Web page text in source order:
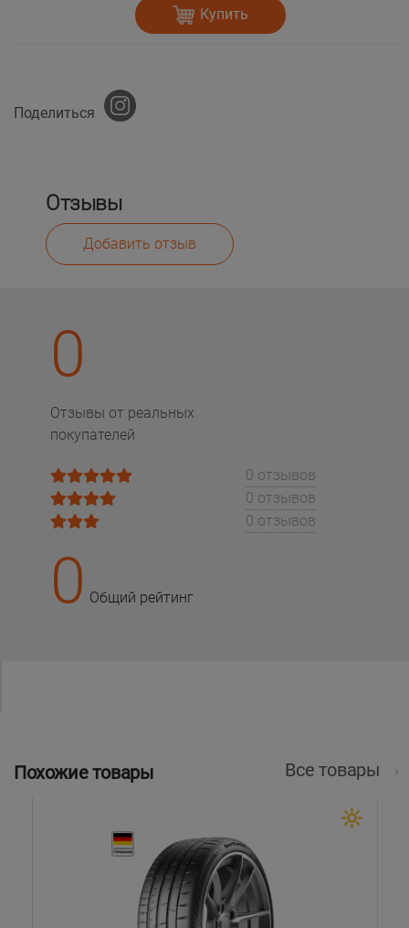
Купить
Поделиться
Отзывы
Добавить отзыв
0
Отзывы от реальных
покупателей
0 отзывов
0 отзывов
0 отзывов
0 Общий рейтинг
Похожие товары Все товары